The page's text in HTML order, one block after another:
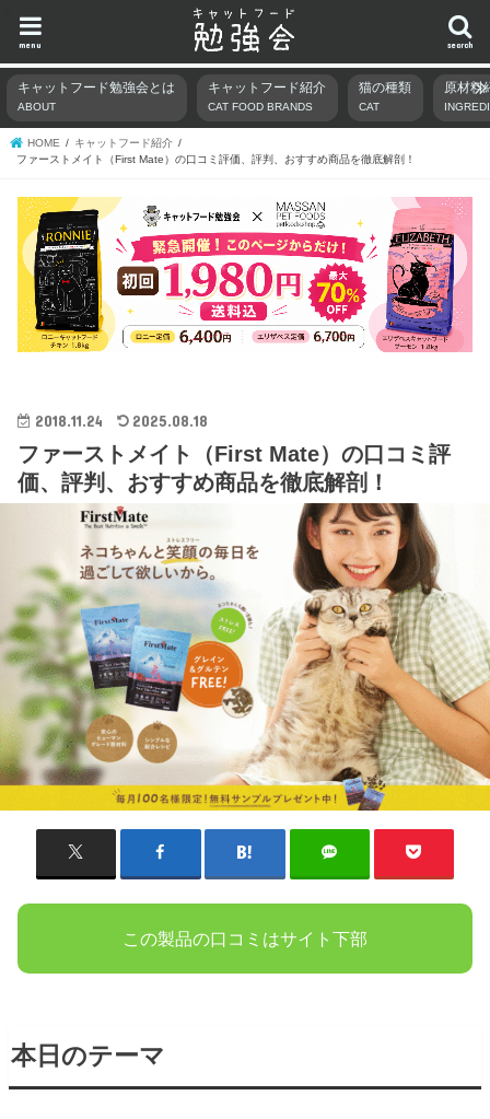
search
menu
キャットフード勉強会とは
ABOUT
キャットフード紹介
CAT FOOD BRANDS
猫の種類
CAT
原材料
HOME
キャットフード紹介
ファーストメイト（First Mate）の口コミ評価、評判、おすすめ商品を徹底解剖！
2018.11.24 2025.08.18
ファーストメイト（First Mate）の口コミ評
価、評判、おすすめ商品を徹底解剖！
この製品の口コミはサイト下部
本日のテーマ